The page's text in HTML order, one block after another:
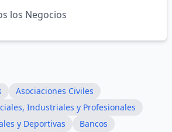
los Negocios
Asociaciones Civiles
Industriales y Profesionales
y Deportivas
Bancos